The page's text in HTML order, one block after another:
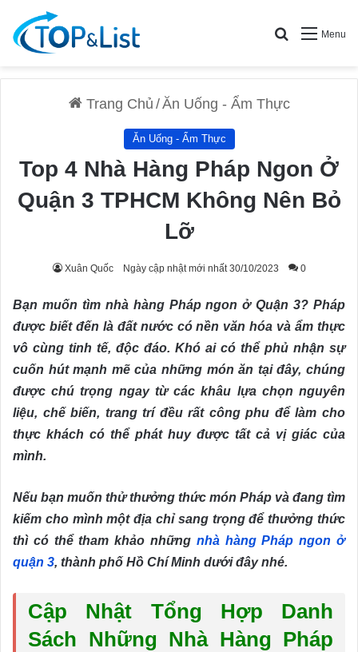
Menu
Search for
Trang Chủ /Ăn Uống - Ẩm Thực
Ăn Uống - Ẩm Thực
Top 4 Nhà Hàng Pháp Ngon Ở
Quận 3 TPHCM Không Nên Bỏ
Lỡ
Xuân Quốc Ngày cập nhật mới nhất 30/10/2023 0
Bạn muốn tìm nhà hàng Pháp ngon ở Quận 3? Pháp
được biết đến là đất nước có nền văn hóa và ẩm thực
vô cùng tinh tế, độc đáo. Khó ai có thể phủ nhận sự
cuốn hút mạnh mẽ của những món ăn tại đây, chúng
được chú trọng ngay từ các khâu lựa chọn nguyên
liệu, chế biến, trang trí đều rất công phu để làm cho
thực khách có thể phát huy được tất cả vị giác của
mình.
Nếu bạn muốn thử thưởng thức món Pháp và đang tìm
kiếm cho mình một địa chỉ sang trọng để thưởng thức
thì có thể tham khảo những nhà hàng Pháp ngon ở
quận 3, thành phố Hồ Chí Minh dưới đây nhé.
Cập Nhật Tổng Hợp Danh
Sách Những Nhà Hàng Pháp